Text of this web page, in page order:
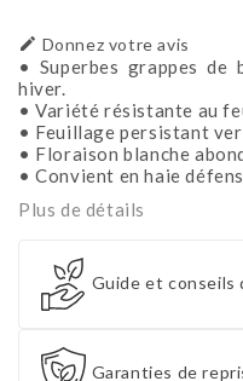
 Donnez votre avis
• Superbes grappes
hiver.
• Variété résistante au
• Feuillage persistant
• Floraison blanche
• Convient en haie
Plus de détails
Guide et conseils
Garanties de